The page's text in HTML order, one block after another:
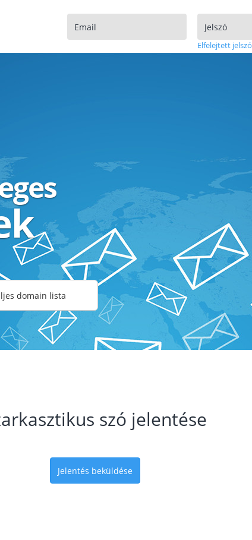
Elfelejtett jelszó
domain lista
szó jelentése
Jelentés beküldése